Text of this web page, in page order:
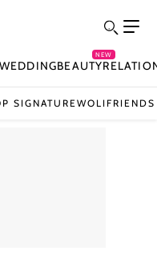
BEAUTY
NEW
SIGNATUREWOLIFRIENDS